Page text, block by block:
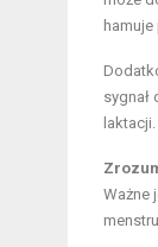
laktacji.
Ważne